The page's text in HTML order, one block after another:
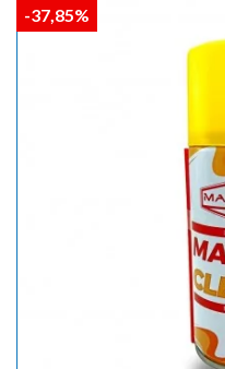
-37,85%